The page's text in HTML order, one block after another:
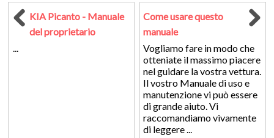
KIA Picanto - Manuale
del proprietario
Come usare questo
manuale
Vogliamo fare in modo che
otteniate il massimo piacere
nel guidare la vostra vettura.
Il vostro Manuale di uso e
manutenzione vi può essere
di grande aiuto. Vi
raccomandiamo vivamente
di leggere ...